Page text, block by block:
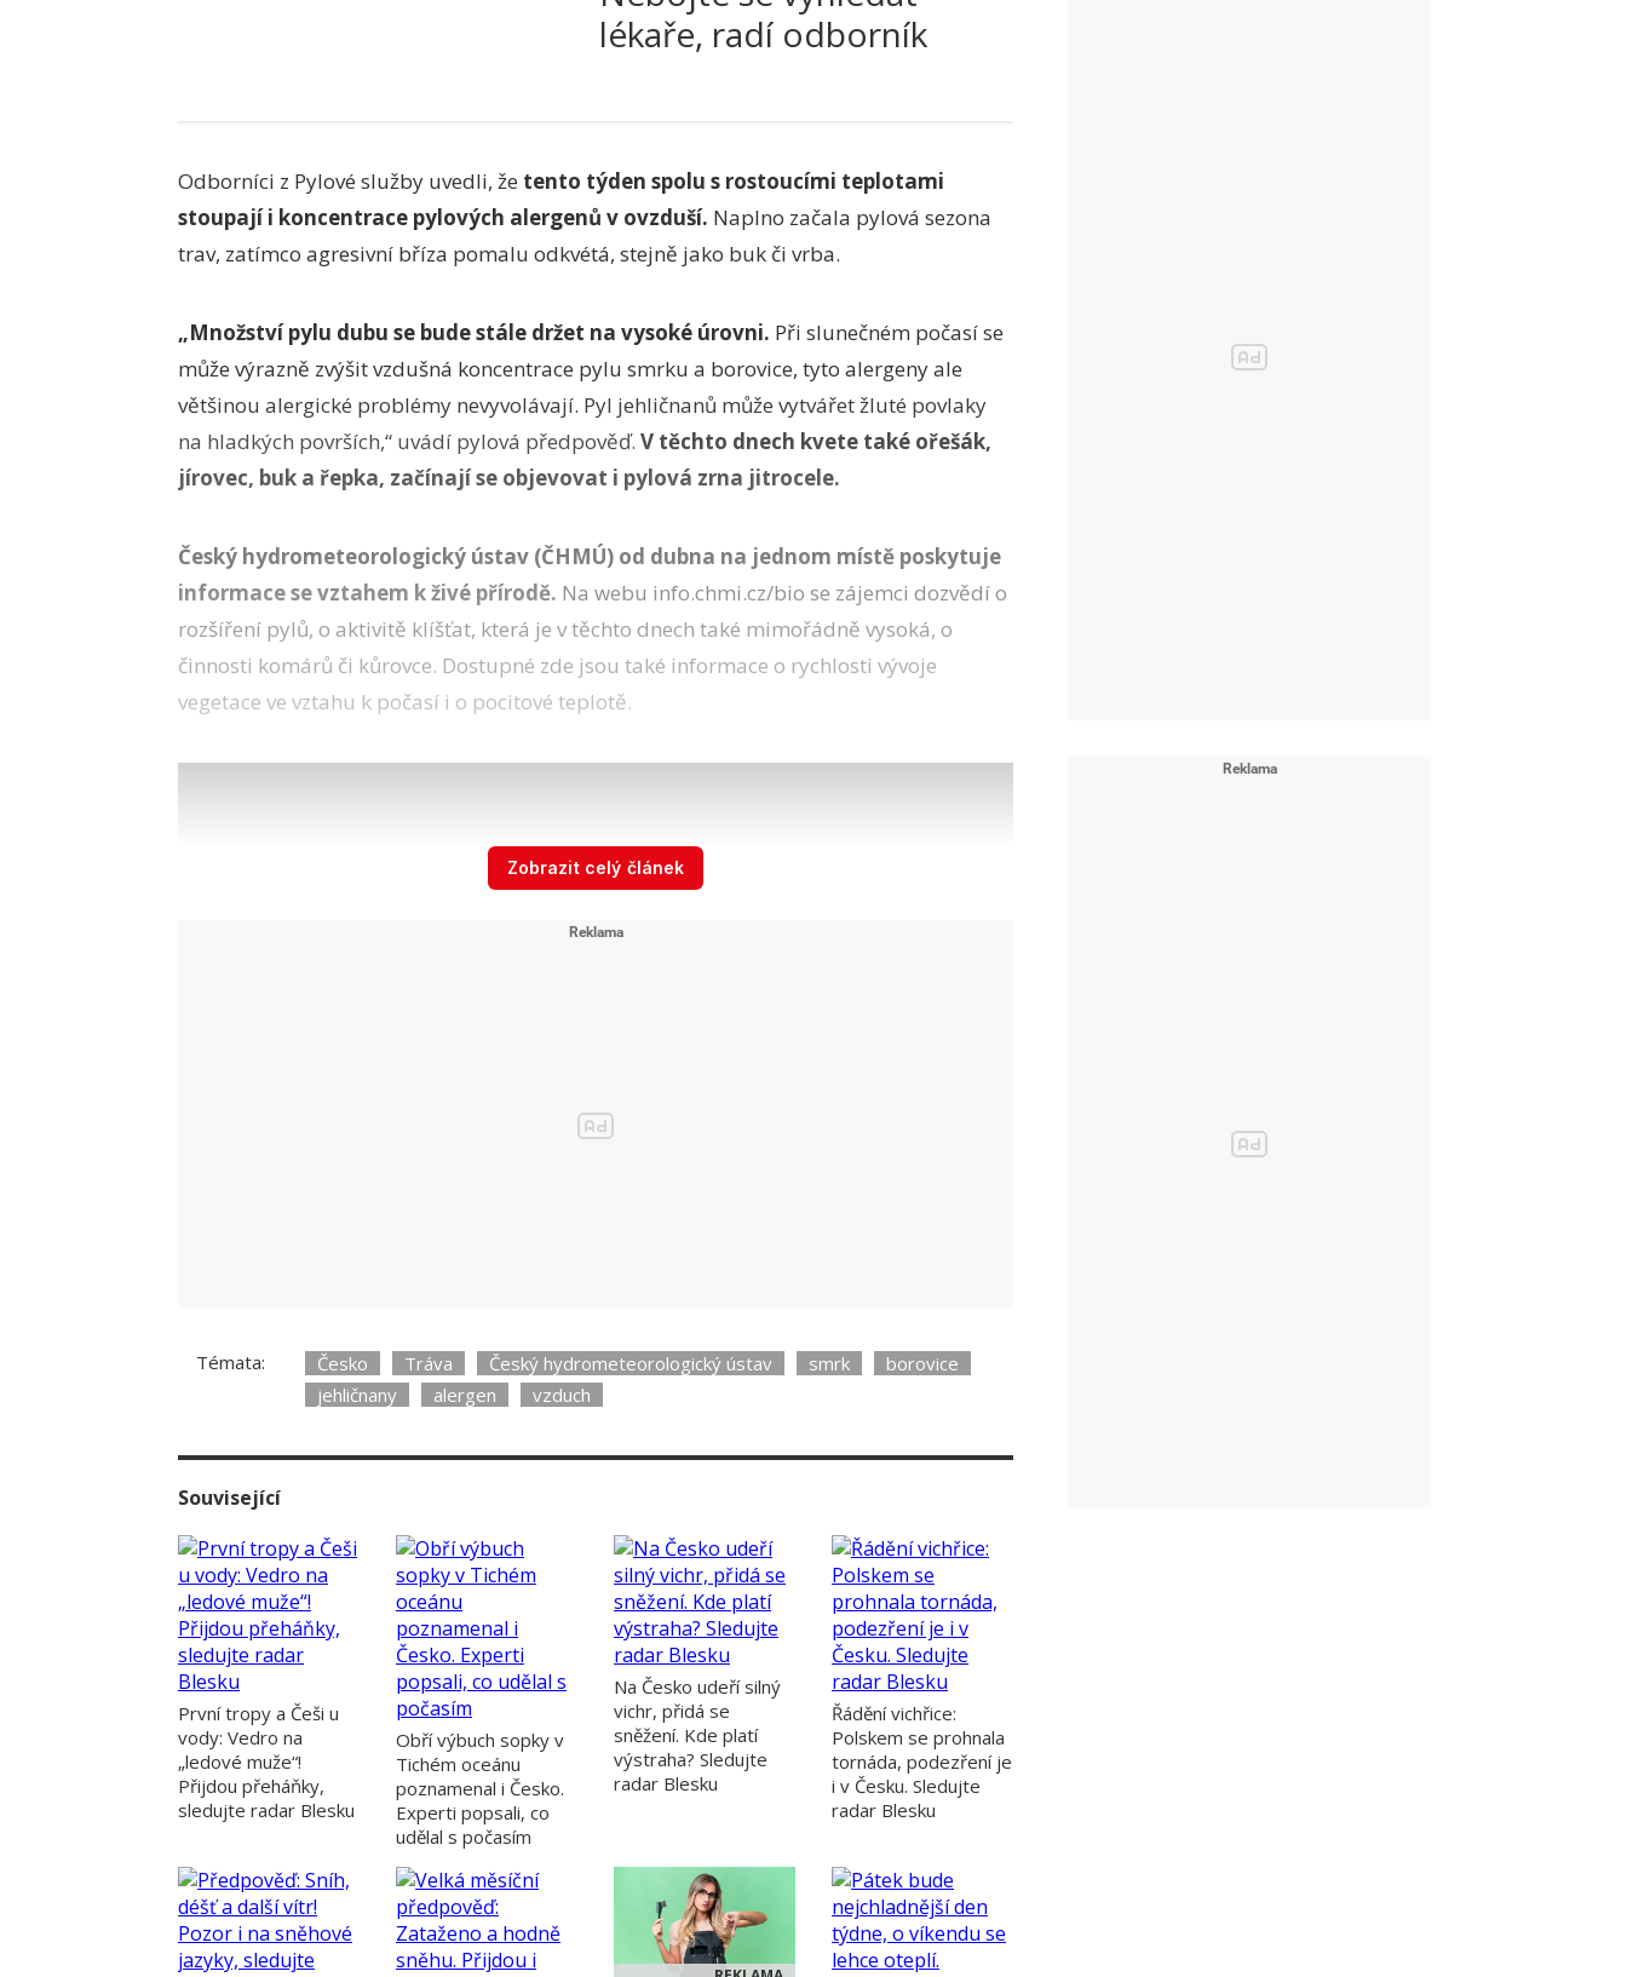
lékaře, radí odborník
Odborníci z Pylové služby uvedli, že tento týden spolu s rostoucími teplotami
stoupají i koncentrace pylových alergenů v ovzduší. Naplno začala pylová sezona
trav, zatímco agresivní bříza pomalu odkvétá, stejně jako buk či vrba.
„Množství pylu dubu se bude stále držet na vysoké úrovni. Při slunečném počasí se
může výrazně zvýšit vzdušná koncentrace pylu smrku a borovice, tyto alergeny ale
většinou alergické problémy nevyvolávají. Pyl jehličnanů může vytvářet žluté povlaky
na hladkých površích,“ uvádí pylová předpověď. V těchto dnech kvete také ořešák,
jírovec, buk a řepka, začínají se objevovat i pylová zrna jitrocele.
Český hydrometeorologický ústav (ČHMÚ) od dubna na jednom místě poskytuje
informace se vztahem k živé přírodě. Na webu info.chmi.cz/bio se zájemci dozvědí o
rozšíření pylů, o aktivitě klíšťat, která je v těchto dnech také mimořádně vysoká, o
činnosti komárů či kůrovce. Dostupné zde jsou také informace o rychlosti vývoje
vegetace ve vztahu k počasí i o pocitové teplotě.
Zobrazit celý článek
Témata: Česko Tráva Český hydrometeorologický ústav smrk
borovice
jehličnany
alergen vzduch
Související
První tropy a Češi u
vody: Vedro na
„ledové muže“!
Přijdou přeháňky,
sledujte radar Blesku
Obří výbuch sopky v
Tichém oceánu
poznamenal i Česko.
Experti popsali, co
udělal s počasím
Na Česko udeří silný
vichr, přidá se
sněžení. Kde platí
výstraha? Sledujte
radar Blesku
Řádění vichřice:
Polskem se prohnala
tornáda, podezření je
i v Česku. Sledujte
radar Blesku